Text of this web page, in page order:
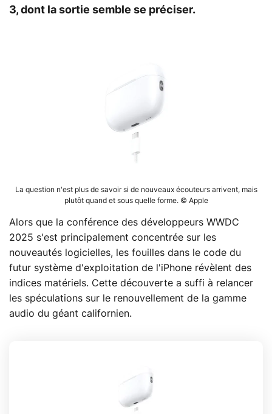
3, dont la sortie semble se préciser.
La question n'est plus de savoir si de nouveaux écouteurs arrivent, mais
plutôt quand et sous quelle forme. © Apple
Alors que la conférence des développeurs WWDC
2025 s'est principalement concentrée sur les
nouveautés logicielles, les fouilles dans le code du
futur système d'exploitation de l'iPhone révèlent des
indices matériels. Cette découverte a suffi à relancer
les spéculations sur le renouvellement de la gamme
audio du géant californien.